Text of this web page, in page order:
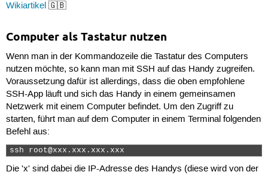
Wikiartikel🇬🇧
Computer als Tastatur nutzen
Wenn man in der Kommandozeile die Tastatur des Computers
nutzen möchte, so kann man mit SSH auf das Handy zugreifen.
Voraussetzung dafür ist allerdings, dass die oben empfohlene
SSH-App läuft und sich das Handy in einem gemeinsamen
Netzwerk mit einem Computer befindet. Um den Zugriff zu
starten, führt man auf dem Computer in einem Terminal folgenden
Befehl aus:
ssh root@xxx.xxx.xxx.xxx
Die 'x' sind dabei die IP-Adresse des Handys (diese wird von der